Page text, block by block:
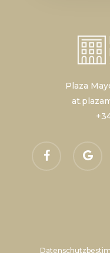
Plaza
plus